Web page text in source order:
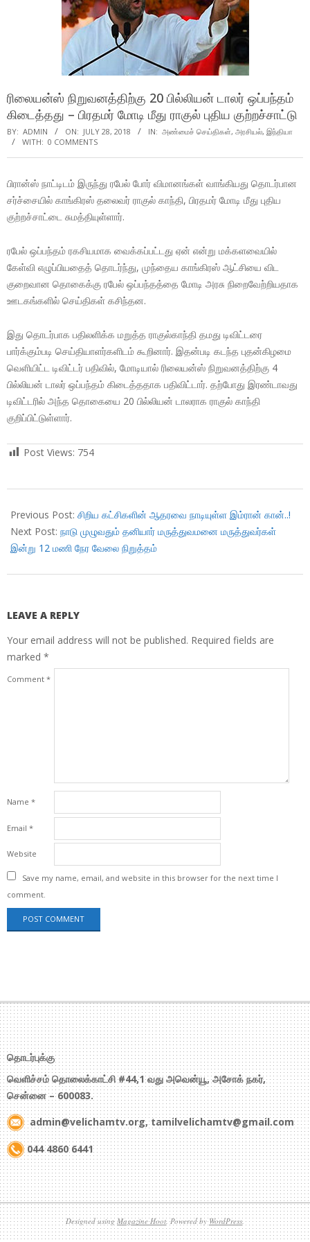
ரிலையன்ஸ் நிறுவனத்திற்கு 20 பில்லியன் டாலர் ஒப்பந்தம்
கிடைத்தது – பிரதமர் மோடி மீது ராகுல் புதிய குற்றச்சாட்டு
BY: ADMIN ON: JULY 28, 2018 IN: அண்மைச் செய்திகள், அரசியல், இந்தியா
WITH: 0 COMMENTS
பிரான்ஸ் நாட்டிடம் இருந்து ரபேல் போர் விமானங்கள் வாங்கியது தொடர்பான
சர்ச்சையில் காங்கிரஸ் தலைவர் ராகுல் காந்தி, பிரதமர் மோடி மீது புதிய
குற்றச்சாட்டை சுமத்தியுள்ளார்.
ரபேல் ஒப்பந்தம் ரகசியமாக வைக்கப்பட்டது ஏன் என்று மக்களவையில்
கேள்வி எழுப்பியதைத் தொடர்ந்து, முந்தைய காங்கிரஸ் ஆட்சியை விட
குறைவான தொகைக்கு ரபேல் ஒப்பந்தத்தை மோடி அரசு நிறைவேற்றியதாக
ஊடகங்களில் செய்திகள் கசிந்தன.
இது தொடர்பாக பதிலளிக்க மறுத்த ராகுல்காந்தி தமது டிவிட்டரை
பார்க்கும்படி செய்தியாளர்களிடம் கூறினார். இதன்படி கடந்த புதன்கிழமை
வெளியிட்ட டிவிட்டர் பதிவில், மோடியால் ரிலையன்ஸ் நிறுவனத்திற்கு 4
பில்லியன் டாலர் ஒப்பந்தம் கிடைத்ததாக பதிவிட்டார். தற்போது இரண்டாவது
டிவிட்டரில் அந்த தொகையை 20 பில்லியன் டாலராக ராகுல் காந்தி
குறிப்பிட்டுள்ளார்.
Post Views: 754
07-
28
Previous Post: சிறிய கட்சிகளின் ஆதரவை நாடியுள்ள இம்ரான் கான்..!
Next Post: நாடு முழுவதும் தனியார் மருத்துவமனை மருத்துவர்கள்
இன்று 12 மணி நேர வேலை நிறுத்தம்
LEAVE A REPLY
Your email address will not be published. Required fields are
marked *
Comment *
Name *
Email *
Website
Save my name, email, and website in this browser for the next time I
comment.
தொடர்புக்கு
வெளிச்சம் தொலைக்காட்சி #44,1 வது அவென்யூ, அசோக் நகர்,
சென்னை – 600083.
admin@velichamtv.org, tamilvelichamtv@gmail.com
044 4860 6441
Designed using Magazine Hoot. Powered byWordPress.